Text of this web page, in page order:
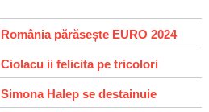
România părăsește EURO 2024
Ciolacu ii felicita pe tricolori
Simona Halep se destainuie